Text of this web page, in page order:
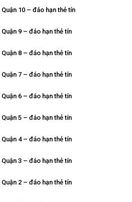
10 – đáo hạn thẻ tín
9 – đáo hạn thẻ tín
8 – đáo hạn thẻ tín
7 – đáo hạn thẻ tín
6 – đáo hạn thẻ tín
5 – đáo hạn thẻ tín
4 – đáo hạn thẻ tín
3 – đáo hạn thẻ tín
2 – đáo hạn thẻ tín